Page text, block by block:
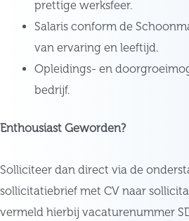
prettige werksfeer.
Salaris conform de
van ervaring en leeftijd.
Opleidings- en
bedrijf.
Enthousiast Geworden?
Solliciteer dan direct via de
sollicitatiebrief met CV naar
vermeld hierbij vacaturenummer